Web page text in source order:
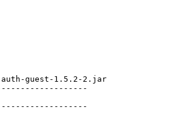
auth-guest-1.5.2-2.jar